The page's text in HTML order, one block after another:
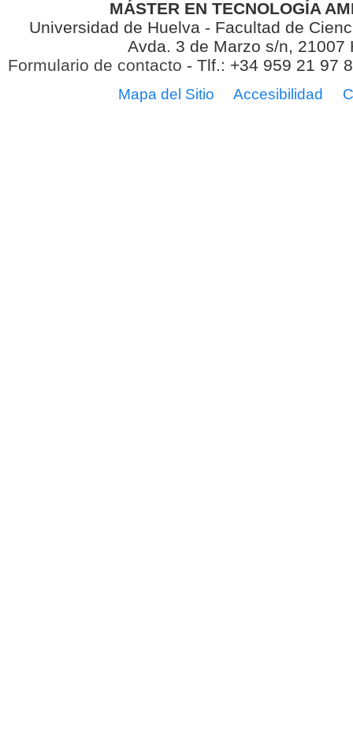
MÁSTER EN TECNOLOGÍA
Universidad de Huelva - Facultad de
Avda. 3 de Marzo s/n, 21007
Formulario de contacto - Tlf.: +34 959 21 97
Mapa del Sitio Accesibilidad